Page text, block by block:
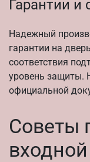
Гарантии и
Надежный
гарантии на
соответствия
уровень защиты.
официальной
Советы